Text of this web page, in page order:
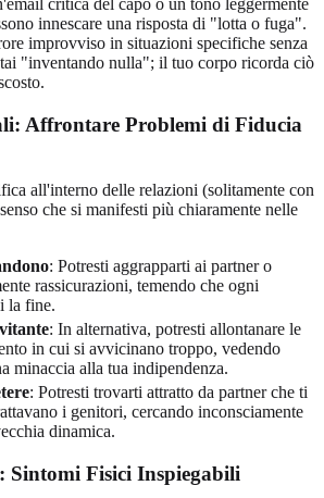
critica del capo o un tono leggermente
innescare una risposta di "lotta o fuga".
improvviso in situazioni specifiche senza
"inventando nulla"; il tuo corpo ricorda ciò
Affrontare Problemi di Fiducia
all'interno delle relazioni (solitamente con
che si manifesti più chiaramente nelle
: Potresti aggrapparti ai partner o
rassicurazioni, temendo che ogni
la fine.
: In alternativa, potresti allontanare le
in cui si avvicinano troppo, vedendo
minaccia alla tua indipendenza.
: Potresti trovarti attratto da partner che ti
i genitori, cercando inconsciamente
dinamica.
Fisici Inspiegabili